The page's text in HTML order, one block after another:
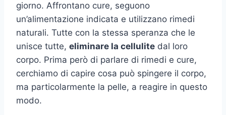
giorno. Affrontano cure, seguono
un’alimentazione indicata e utilizzano rimedi
naturali. Tutte con la stessa speranza che le
unisce tutte, eliminare la cellulite dal loro
corpo. Prima però di parlare di rimedi e cure,
cerchiamo di capire cosa può spingere il corpo,
ma particolarmente la pelle, a reagire in questo
modo.